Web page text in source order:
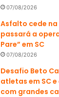
07/08/2026
Asfalto cede na
passará a
Pare” em SC
07/08/2026
Desafio Beto
atletas em SC
com grandes